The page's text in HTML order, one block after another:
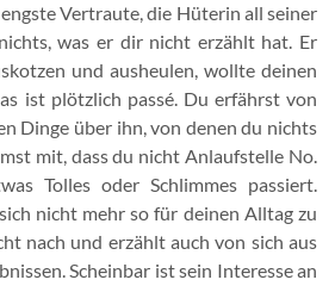
Vertraute, die Hüterin all seiner
was er dir nicht erzählt hat. Er
und ausheulen, wollte deinen
ist plötzlich passé. Du erfährst von
Dinge über ihn, von denen du nichts
mit, dass du nicht Anlaufstelle No.
Tolles oder Schlimmes passiert.
nicht mehr so für deinen Alltag zu
nach und erzählt auch von sich aus
Scheinbar ist sein Interesse an